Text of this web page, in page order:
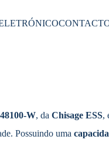
W, da Chisage ESS,
Possuindo uma